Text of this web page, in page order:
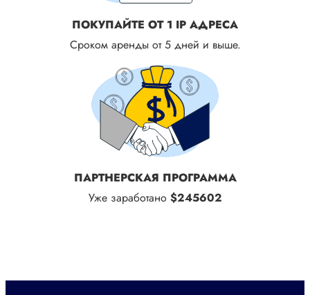
ПОКУПАЙТЕ ОТ 1 IP АДРЕСА
Сроком аренды от 5 дней и выше.
ПАРТНЕРСКАЯ ПРОГРАММА
Уже заработано $245602